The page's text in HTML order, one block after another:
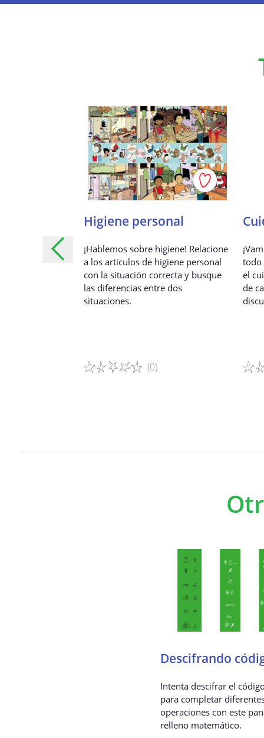
sobre los
de la
Higiene personal
¡Hablemos sobre higiene! Relacione
a los artículos de higiene personal
con la situación correcta y busque
las diferencias entre dos
situaciones.
(0)
todo
el
de
Descifrando
Intenta descifrar el
para completar
operaciones con este
relleno matemático.